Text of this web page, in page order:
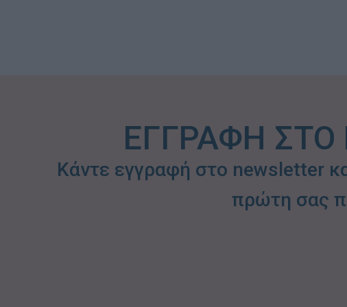
ΕΓΓΡΑΦΗ ΣΤΟ
Κάντε εγγραφή στο newsletter
πρώτη σας